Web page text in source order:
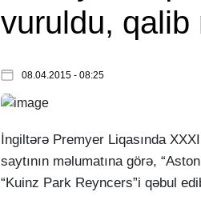
vuruldu, qalib
08.04.2015 - 08:25
İngiltərə Premyer Liqasında
saytının məlumatına görə,
“Kuinz Park Reyncers”i qəbul